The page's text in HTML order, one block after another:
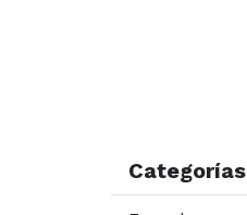
Categorías